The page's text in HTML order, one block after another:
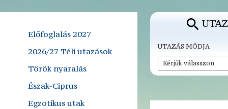
Előfoglalás 2027
2026/27 Téli utazások
Török nyaralás
Észak-Ciprus
Egzotikus utak
UTAZÁS MÓDJA